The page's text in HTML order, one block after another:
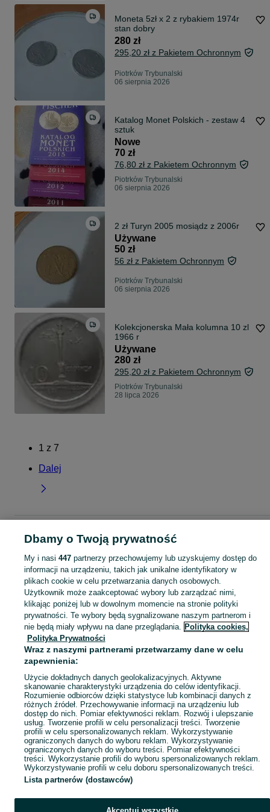
Moneta 5zł x 2 z rybakiem 1974r
stan dobry
280 zł
295,20 zł z Pakietem Ochronnym
Piotrków Trybunalski
06 sierpnia 2026
Katalog Monet Polskich - zestaw 4
sztuk
Nowe
70 zł
76,80 zł z Pakietem Ochronnym
Piotrków Trybunalski
06 sierpnia 2026
2 zł Turyn 2005 mosiądz z 2006r
Używane
50 zł
56 zł z Pakietem Ochronnym
Piotrków Trybunalski
06 sierpnia 2026
Kolekcjonerska Mała kolumna 10 zl
1966 r
Używane
280 zł
295,20 zł z Pakietem Ochronnym
Piotrków Trybunalski
28 lipca 2026
1 z 7
Dalej
Łódzkie
Polska - Piotrków Trybunalski
KATEGORIA
Skorzystaj z największego serwisu ogłoszeniowego - Piotrków Trybunalski i okolice! - kupuj lub sprzedawaj jeszcze wygodniej w kategorii Polska! Zobacz
Mapa kategorii
Mapa miejscowości
Mapa ministron
Popularne wyszukiwania
Dbamy o Twoją prywatność
My i nasi 447partnerzy przechowujemy lub uzyskujemy dostęp do
informacji na urządzeniu, takich jak unikalne identyfikatory w
plikach cookie w celu przetwarzania danych osobowych.
Użytkownik może zaakceptować wybory lub zarządzać nimi,
klikając poniżej lub w dowolnym momencie na stronie polityki
prywatności. Te wybory będą sygnalizowane naszym partnerom i
nie będą miały wpływu na dane przeglądania. Polityka cookies,
Polityka Prywatności
Wraz z naszymi partnerami przetwarzamy dane w celu
zapewnienia:
Użycie dokładnych danych geolokalizacyjnych. Aktywne
skanowanie charakterystyki urządzenia do celów identyfikacji.
Rozumienie odbiorców dzięki statystyce lub kombinacji danych z
różnych źródeł. Przechowywanie informacji na urządzeniu lub
dostęp do nich. Pomiar efektywności reklam. Rozwój i ulepszanie
usług. Tworzenie profili w celu personalizacji treści. Tworzenie
profili w celu spersonalizowanych reklam. Wykorzystywanie
ograniczonych danych do wyboru reklam. Wykorzystywanie
ograniczonych danych do wyboru treści. Pomiar efektywności
treści. Wykorzystanie profili do wyboru spersonalizowanych reklam.
Wykorzystywanie profili w celu doboru spersonalizowanych treści.
Lista partnerów (dostawców)